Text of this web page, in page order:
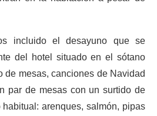
incluido el desayuno que se
del hotel situado en el sótano
de mesas, canciones de Navidad
par de mesas con un surtido de
arenques, salmón, pipas